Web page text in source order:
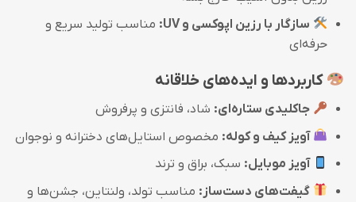
سازگار با رزین اپوکسی و UV:
مناسب تولید سریع و
حرفه‌ای
کاربردها و ایده‌های خلاقانه
جاکلیدی ستاره‌ای: شاد، فانتزی و پرفروش
آویز کیف و کوله: مخصوص استایل‌های دخترانه و نوجوان
آویز موبایل: سبک، براق و ترند
گیفت‌های دست‌ساز: مناسب تولد، ولنتاین، جشن‌ها و